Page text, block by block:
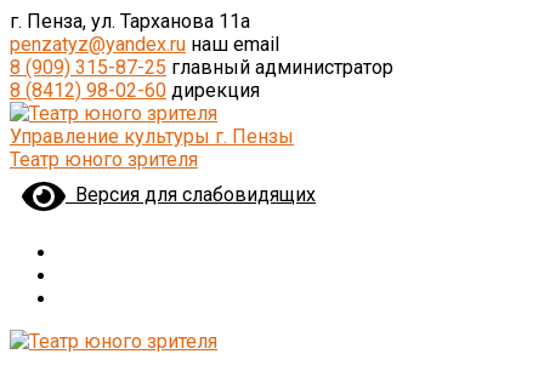
г. Пенза, ул. Тарханова 11а
penzatyz@yandex.ru наш email
8 (909) 315-87-25 главный администратор
8 (8412) 98-02-60 дирекция
Управление культуры г. Пензы
Театр юного зрителя
Версия для слабовидящих